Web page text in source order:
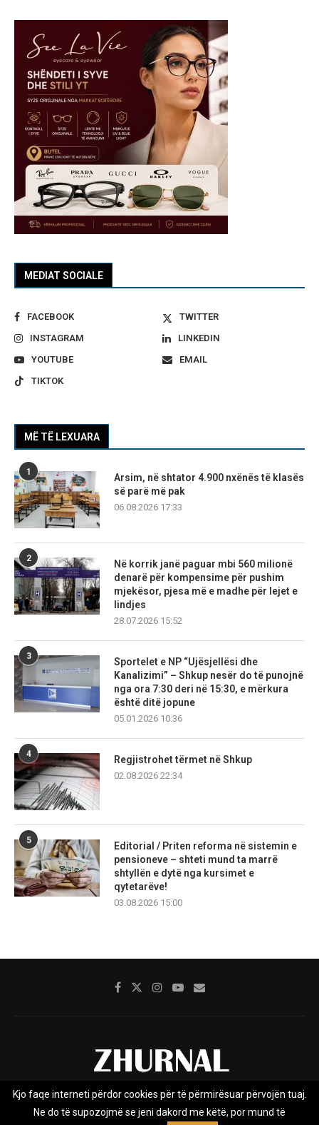
MEDIAT SOCIALE
FACEBOOK
TWITTER
INSTAGRAM
LINKEDIN
YOUTUBE
EMAIL
TIKTOK
MË TË LEXUARA
1
Arsim, në shtator 4.900 nxënës të klasës
së parë më pak
06.08.2026 17:33
2
Në korrik janë paguar mbi 560 milionë
denarë për kompensime për pushim
mjekësor, pjesa më e madhe për lejet e
lindjes
28.07.2026 15:52
3
Sportelet e NP “Ujësjellësi dhe
Kanalizimi” – Shkup nesër do të punojnë
nga ora 7:30 deri në 15:30, e mërkura
është ditë jopune
05.01.2026 10:36
4
Regjistrohet tërmet në Shkup
02.08.2026 22:34
5
Editorial / Priten reforma në sistemin e
pensioneve – shteti mund ta marrë
shtyllën e dytë nga kursimet e
qytetarëve!
03.08.2026 15:00
Rreth nesh Impresumi Marketing
Privacy Policy
Kjo faqe interneti përdor cookies për të përmirësuar përvojën tuaj.
Ne do të supozojmë se jeni dakord me këtë, por mund të